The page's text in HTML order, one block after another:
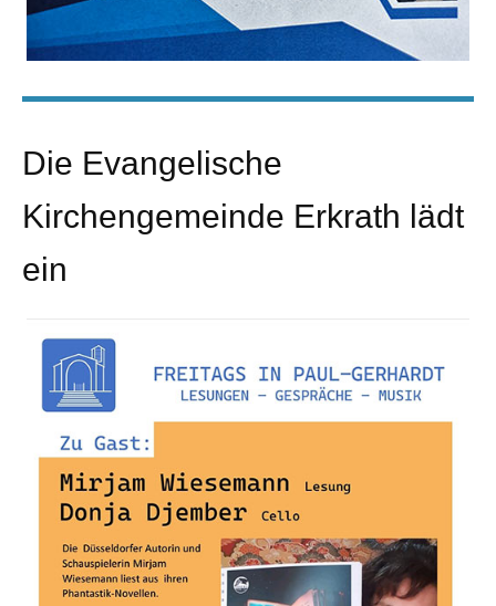
Die Evangelische
Kirchengemeinde Erkrath lädt
ein